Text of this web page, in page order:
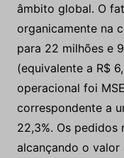
âmbito global. O
organicamente na
para 22 milhões e
(equivalente a R$
operacional foi
correspondente a
22,3%. Os pedidos
alcançando o valor